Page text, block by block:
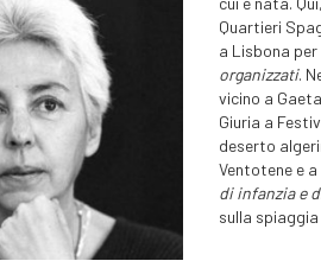
Quartieri
a Lisbona per
organizzati.
vicino a
Giuria a
deserto
Ventotene e
di infanzia e
sulla